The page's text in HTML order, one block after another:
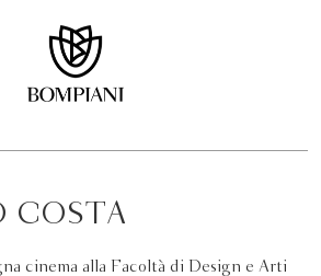
COSTA
cinema alla Facoltà di Design e Arti